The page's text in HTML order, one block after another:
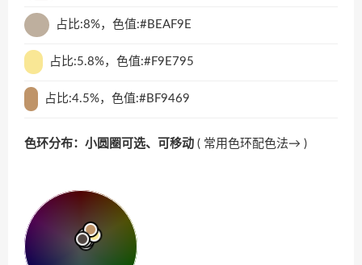
占比:8%，色值:#BEAF9E
占比:5.8%，色值:#F9E795
占比:4.5%，色值:#BF9469
色环分布：小圆圈可选、可移动 ( 常用色环配色法→ )